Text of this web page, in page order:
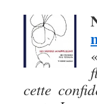
«
cette